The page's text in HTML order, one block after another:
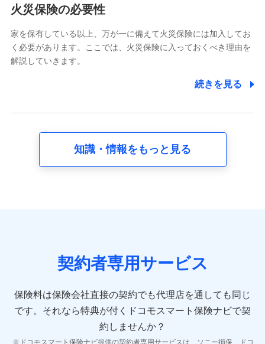
電話対応の品質向上およびお問合せ内容の正確な把握のため
6.採用応募者の個人情報
採用選考および入社手続を実施するため
8.取引先個人情報
取引先としての選定業務、営業情報の提供業務、契約締結手
10.受託業務の 個人情報
11.マイカー通勤管理クラウド並びに法人向けASPサー
ビスに関してのお問い合わせ情報
各種お問い合わせに対応するため
火災保険の必要性
家を保有している以上、万が一に備えて火災保険には加入してお
く必要があります。ここでは、火災保険に入っておくべき理由を
解説していきます。
続きを見る
知識・情報をもっと見る
契約者専用サービス
保険料は保険会社直接の契約でも代理店を通しても同じ
です。 それなら特典が付くドコモスマート保険ナビで契
約しませんか？
ドコモスマート保険ナビ提供の契約者専用サービスは、ソニー損保、ドコ